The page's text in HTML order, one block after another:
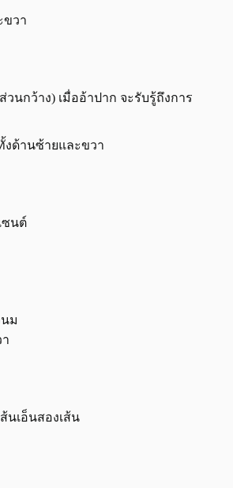
ขวา
นกว้าง) เมื่ออ้าปาก จะรับรู้ถึงการ
งด้านซ้ายและขวา
ซนต์
ม
นเอ็นสองเส้น